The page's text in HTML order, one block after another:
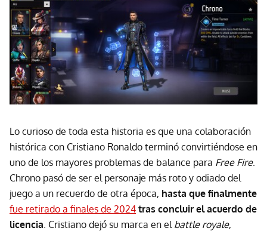
Lo curioso de toda esta historia es que una colaboración
histórica con Cristiano Ronaldo terminó convirtiéndose en
uno de los mayores problemas de balance para Free Fire.
Chrono pasó de ser el personaje más roto y odiado del
juego a un recuerdo de otra época, hasta que finalmente
fue retirado a finales de 2024 tras concluir el acuerdo de
licencia . Cristiano dejó su marca en el battle royale,